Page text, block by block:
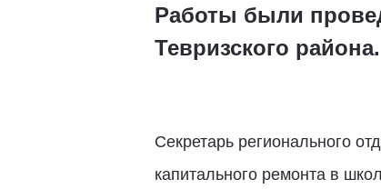
Работы были
Тевризского района.
Секретарь регионального
капитального ремонта в